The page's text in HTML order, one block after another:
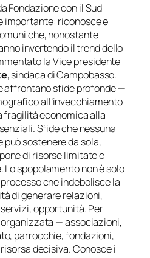
Fondazione con il Sud
importante: riconosce e
che, nonostante
invertendo il trend dello
la Vice presidente
, sindaca di Campobasso.
affrontano sfide profonde —
all’invecchiamento
fragilità economica alla
Sfide che nessuna
sostenere da sola,
di risorse limitate e
spopolamento non è solo
che indebolisce la
di generare relazioni,
opportunità. Per
— associazioni,
parrocchie, fondazioni,
decisiva. Conosce i